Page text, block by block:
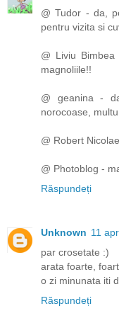
@ Tudor - da,
pentru vizita si
@ Liviu
magnoliile!!
@ geanina -
norocoase,
@ Robert
@ Photoblog -
Răspundeți
Unknown 11
par crosetate :)
arata foarte,
o zi minunata iti
Răspundeți